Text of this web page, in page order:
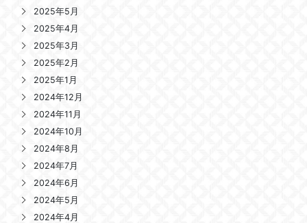
2025年5月
2025年4月
2025年3月
2025年2月
2025年1月
2024年12月
2024年11月
2024年10月
2024年8月
2024年7月
2024年6月
2024年5月
2024年4月